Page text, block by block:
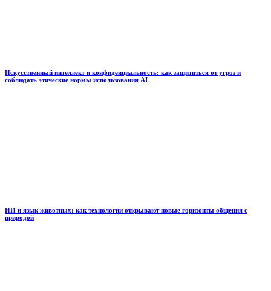
Искусственный интеллект и конфиденциальность: как защититься от угроз и
соблюдать этические нормы использования AI
ИИ и язык животных: как технологии открывают новые горизонты общения с
природой